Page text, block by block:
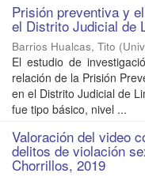
Prisión preventiva y
el Distrito Judicial de
Barrios Hualcas, Tito (
El estudio de
relación de la Prisión
en el Distrito Judicial de
fue tipo básico, nivel ...
Valoración del video
delitos de violación
Chorrillos, 2019